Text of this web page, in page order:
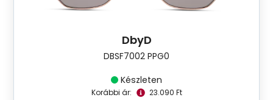
DbyD
DBSF7002 PPG0
Készleten
Korábbi ár: 23.090 Ft